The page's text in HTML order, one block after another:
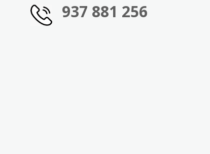
937 881 256